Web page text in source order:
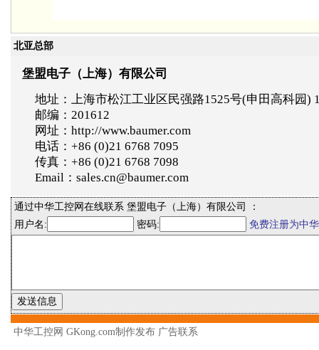
北亚总部
堡盟电子（上海）有限公司
地址：上海市松江工业区民强路1525号(申田高科园)
邮编：201612
网址：http://www.baumer.com
电话：+86 (0)21 6768 7095
传真：+86 (0)21 6768 7098
Email：sales.cn@baumer.com
通过中华工控网在线联系 堡盟电子（上海）有限公司 ：
用户名:
密码: 免费注册为中
中华工控网 GKong.com制作发布 广告联系